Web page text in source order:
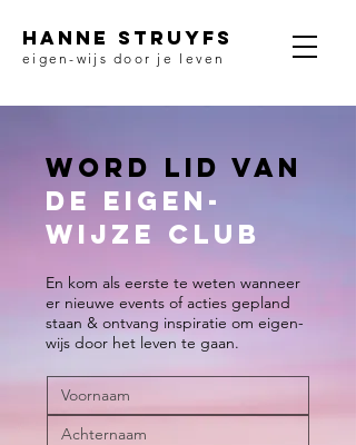
HANNE STRUYFS
eigen-wijs door je leven
Word lid van
de eigen-
wijze club
En kom als eerste te weten wanneer
er nieuwe events of acties gepland
staan & ontvang inspiratie om eigen-
wijs door het leven te gaan.